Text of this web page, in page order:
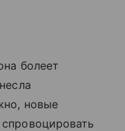
болеет
новые